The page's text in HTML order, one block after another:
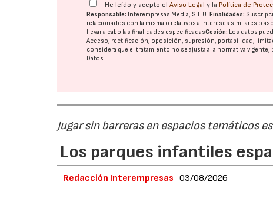
He leído y acepto elAviso Legal y la Política de
Responsable: Interempresas Media, S.L.U. Finalidades:
relacionados con la misma o relativos a intereses similares o
llevar a cabo las finalidades especificadasCesión: Los datos
Acceso, rectificación, oposición, supresión, portabilidad,
considera que el tratamiento no se ajusta a la normativa
Datos
Jugar sin barreras en espacios temáticos
Los parques infantiles
Redacción Interempresas 03/08/2026